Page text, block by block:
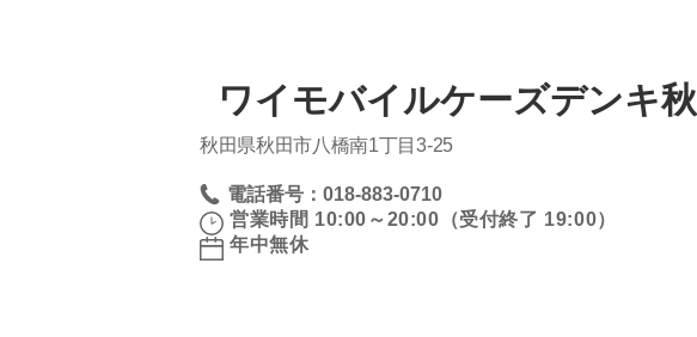
ワイモバイルケーズデンキ
秋田県秋田市八橋南1丁目3‐25
電話番号：018-883-0710
営業時間 10:00～20:00（受付終了 19:00）
年中無休